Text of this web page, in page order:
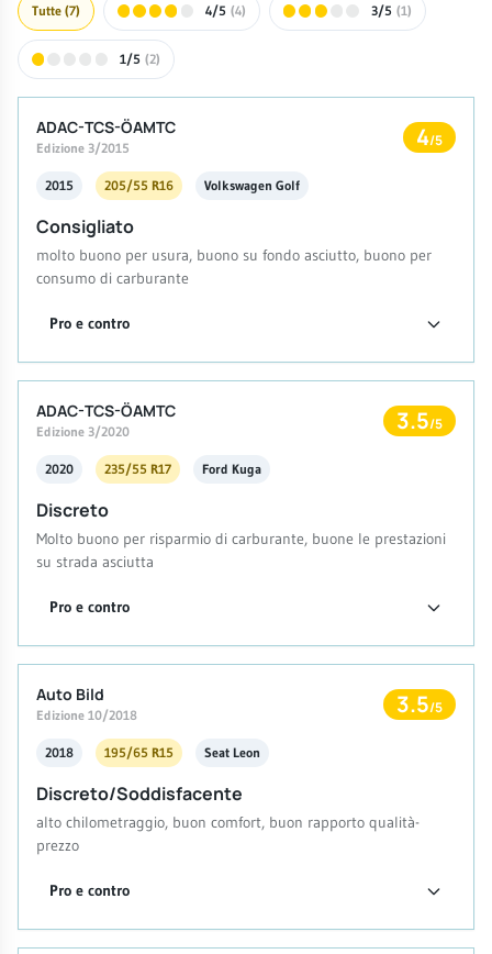
Tutte (7) 4/5 (4) 3/5 (1)
1/5 (2)
ADAC-TCS-ÖAMTC
Edizione 3/2015 4/5
2015 205/55 R16 Volkswagen Golf
Consigliato
molto buono per usura, buono su fondo asciutto, buono per
consumo di carburante
Pro e contro
ADAC-TCS-ÖAMTC
Edizione 3/2020 3.5/5
2020 235/55 R17 Ford Kuga
Discreto
Molto buono per risparmio di carburante, buone le prestazioni
su strada asciutta
Pro e contro
Auto Bild
Edizione 10/2018 3.5/5
2018 195/65 R15 Seat Leon
Discreto/Soddisfacente
alto chilometraggio, buon comfort, buon rapporto qualità-
prezzo
Pro e contro